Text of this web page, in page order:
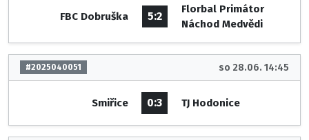
FBC Dobruška 5:2
Florbal Primátor
Náchod Medvědi
#2025040051 so 28.06. 14:45
Smiřice 0:3 TJ Hodonice